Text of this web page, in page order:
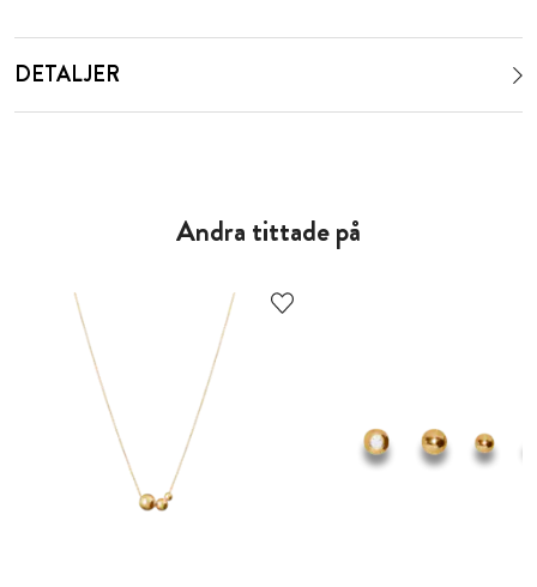
DETALJER
Andra tittade på